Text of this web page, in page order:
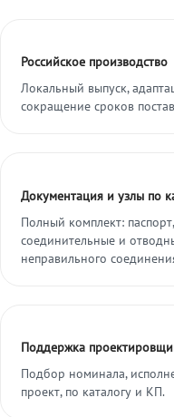
Российское производство
Локальный выпуск,
сокращение сроков
Документация и узлы по
Полный комплект:
соединительные и
неправильного
Поддержка
Подбор номинала,
проект, по каталогу и КП.